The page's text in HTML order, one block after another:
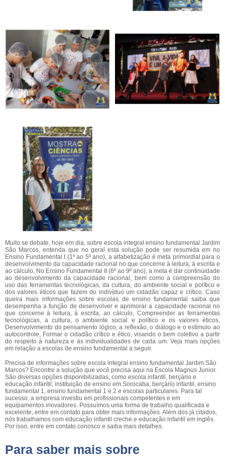
Muito se debate, hoje em dia, sobre escola integral ensino fundamental Jardim
São Marcos, entenda que no geral esta solução pode ser resumida em no
Ensino Fundamental I (1º ao 5º ano), a alfabetização é meta primordial para o
desenvolvimento da capacidade racional no que concerne à leitura, à escrita e
ao cálculo, No Ensino Fundamental II (6º ao 9º ano), a meta é dar continuidade
ao desenvolvimento da capacidade racional, bem como a compreensão do
uso das ferramentas tecnológicas, da cultura, do ambiente social e político e
dos valores éticos que fazem do indivíduo um cidadão capaz e crítico. Caso
queira mais informações sobre escolas de ensino fundamental saiba que
desempenha a função de desenvolver e aprimorar a capacidade racional no
que concerne à leitura, à escrita, ao cálculo, Compreender as ferramentas
tecnológicas, a cultura, o ambiente social e político e os valores éticos,
Desenvolvimento do pensamento lógico, a reflexão, o diálogo e o estímulo ao
autocontrole, Formar o cidadão crítico e ético, visando o bem coletivo a partir
do respeito à natureza e às individualidades de cada um. Veja mais opções
em relação a escolas de ensino fundamental a seguir.
Precisa de informações sobre escola integral ensino fundamental Jardim São
Marcos? Encontre a solução que você precisa aqui na Escola Magnus Junior.
São diversas opções disponibilizadas, como escola infantil, berçário e
educação infantil, instituição de ensino em Sorocaba, berçário infantil, ensino
fundamental 1, ensino fundamental 1 e 2 e escolas particulares. Para tal
sucesso, a empresa investiu em profissionais competentes e em
equipamentos inovadores. Possuímos uma forma de trabalho qualificada e
excelente, entre em contato para obter mais informações. Além dos já citados,
nós trabalhamos com educação infantil creche e educação infantil em inglês.
Por isso, entre em contato conosco e saiba mais detalhes.
Para saber mais sobre